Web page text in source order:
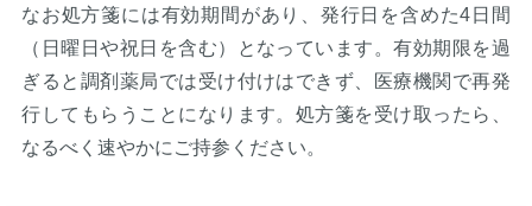
なお処方箋には有効期間があり、発行日を含めた4日間
（日曜日や祝日を含む）となっています。有効期限を過
ぎると調剤薬局では受け付けはできず、医療機関で再発
行してもらうことになります。処方箋を受け取ったら、
なるべく速やかにご持参ください。